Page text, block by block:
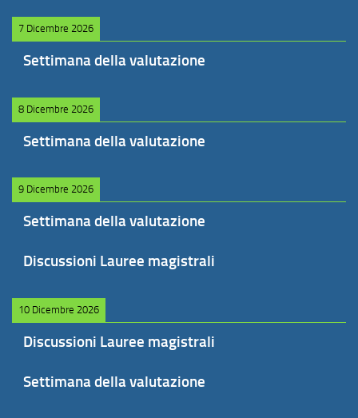
7 Dicembre 2026
Settimana della valutazione
8 Dicembre 2026
Settimana della valutazione
9 Dicembre 2026
Settimana della valutazione
Discussioni Lauree magistrali
10 Dicembre 2026
Discussioni Lauree magistrali
Settimana della valutazione